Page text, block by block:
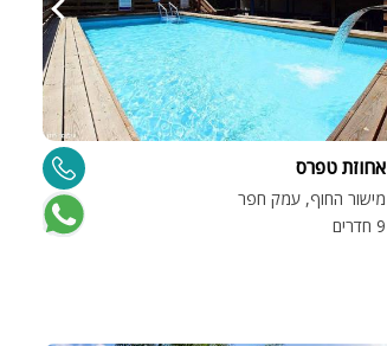
אחוזת טפרס
מישור החוף, עמק חפר
9 חדרים